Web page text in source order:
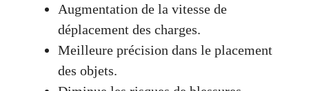
Augmentation de la vitesse de
déplacement des charges.
Meilleure précision dans le placement
des objets.